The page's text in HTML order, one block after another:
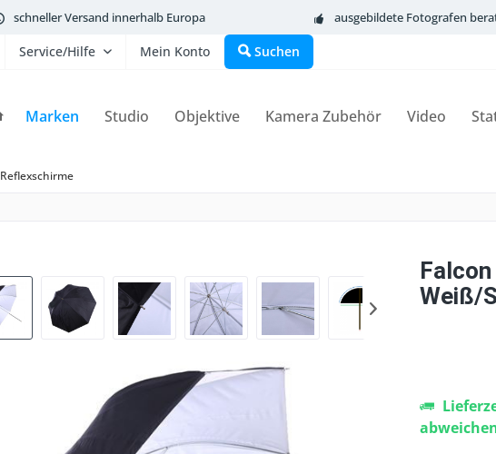
schneller Versand innerhalb Europa ausgebildete Fotografen
Service/Hilfe Mein Konto Suchen
Marken Studio Objektive Kamera Zubehör Video
Reflexschirme
Weiß/